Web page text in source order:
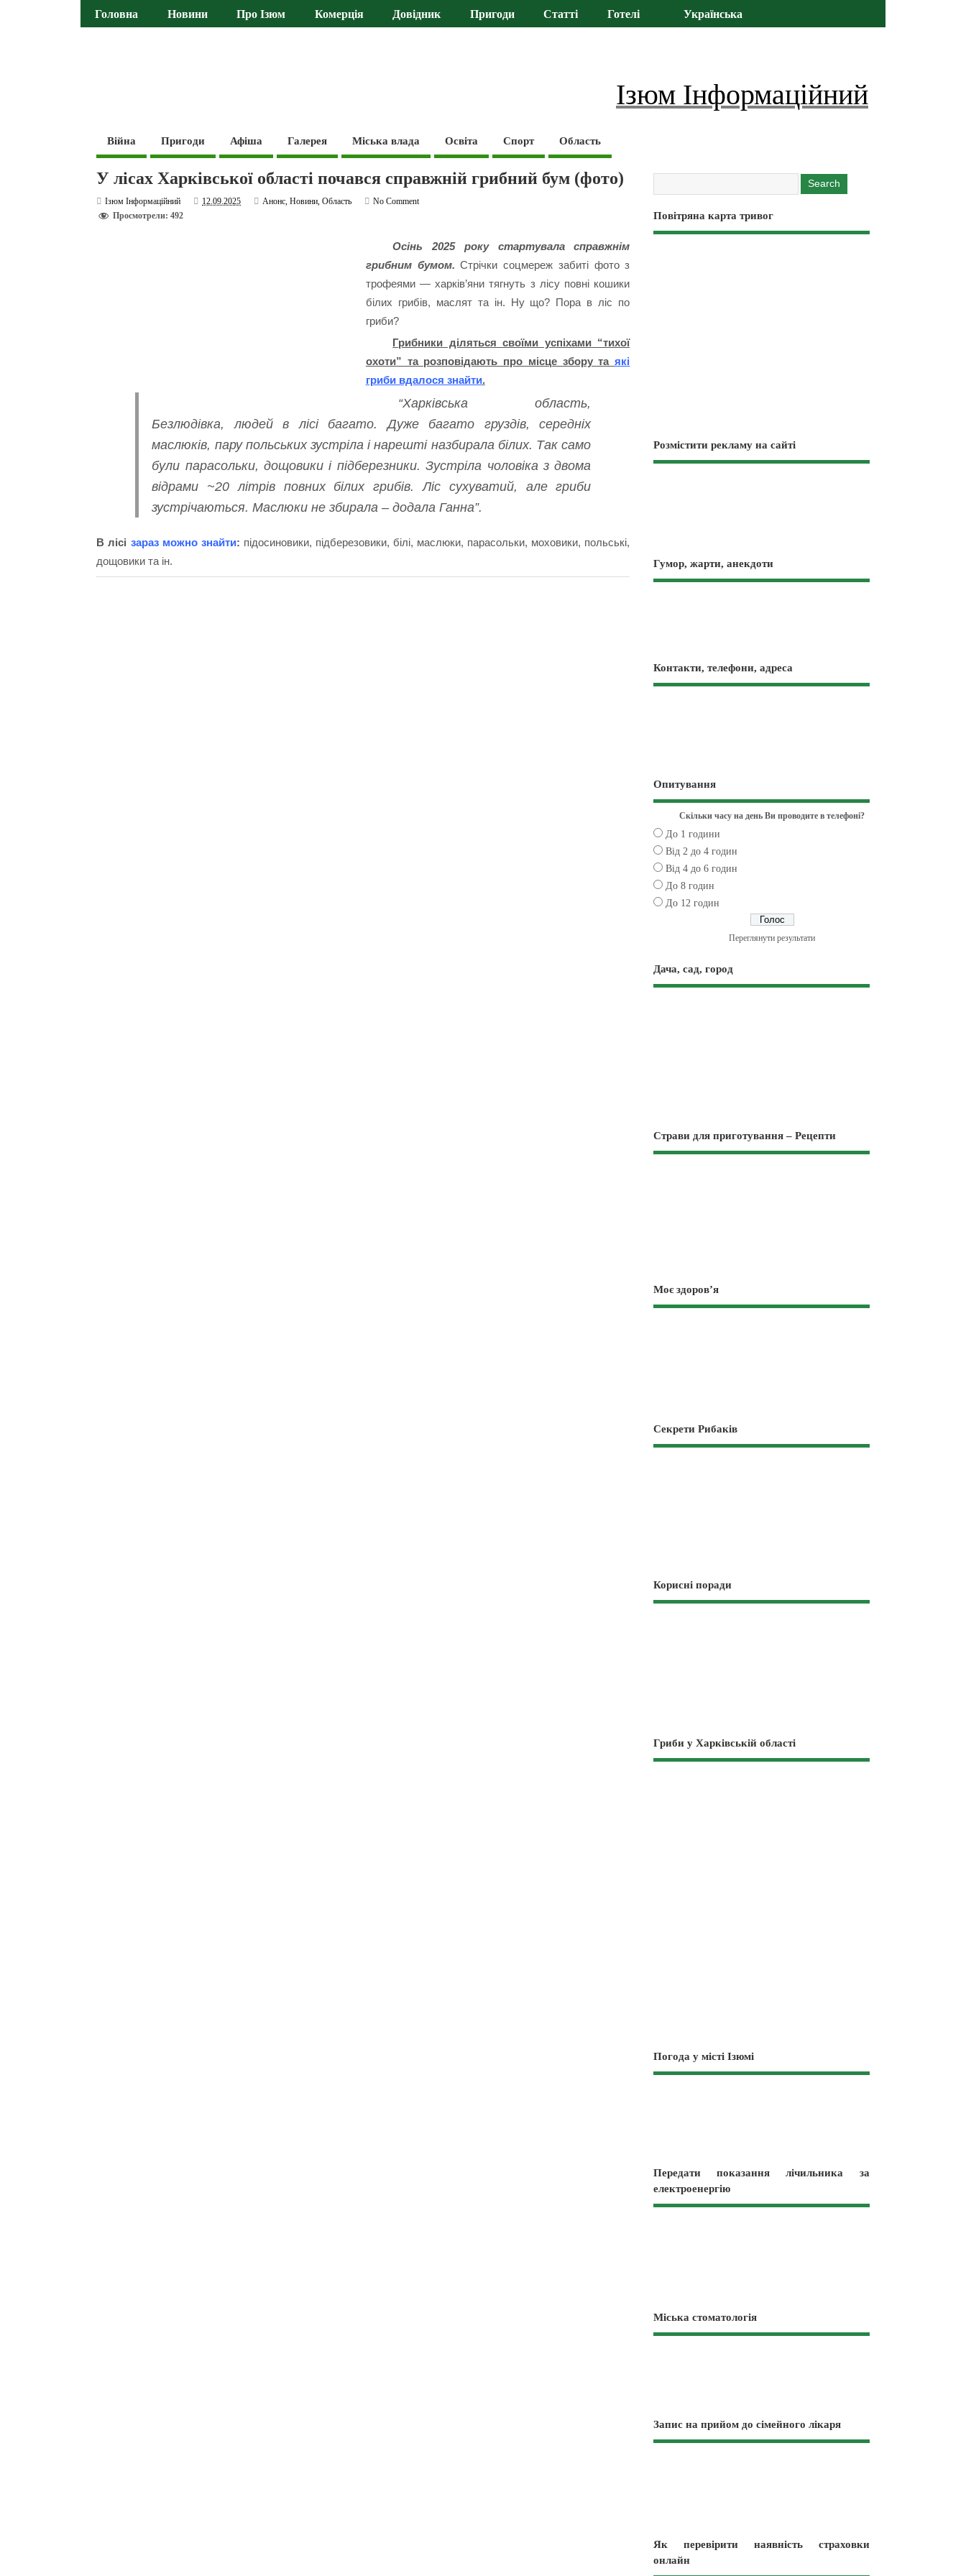
Головна Новини Про Ізюм Комерція Довідник Пригоди Статті Готелі Українська
Ізюм Інформаційний
Війна Пригоди Афіша Галерея Міська влада Освіта Спорт Область
У лісах Харківської області почався справжній грибний бум (фото)
Ізюм Інформаційний 12.09.2025 Анонс,Новини,Область
No Comment
Просмотрели: 492
Осінь 2025 року стартувала справжнім
грибним бумом. Стрічки соцмереж забиті фото з
трофеями — харків’яни тягнуть з лісу повні кошики
білих грибів, маслят та ін. Ну що? Пора в ліс по
гриби?
Грибники діляться своїми успіхами “тихої
охоти” та розповідають про місце збору таякі
гриби вдалося знайти.
“Харківська область,
Безлюдівка, людей в лісі багато. Дуже багато груздів, середніх
маслюків, пару польських зустріла і нарешті назбирала білих. Так само
були парасольки, дощовики і підберезники. Зустріла чоловіка з двома
відрами ~20 літрів повних білих грибів. Ліс сухуватий, але гриби
зустрічаються. Маслюки не збирала – додала Ганна”.
В лісі зараз можно знайти: підосиновики, підберезовики, білі, маслюки, парасольки, моховики, польські,
дощовики та ін.
Повітряна карта тривог
Розмістити рекламу на сайті
Гумор, жарти, анекдоти
Контакти, телефони, адреса
Опитування
Скільки часу на день Ви проводите в телефоні?
До 1 години
Від 2 до 4 годин
Від 4 до 6 годин
До 8 годин
До 12 годин
Переглянути результати
Дача, сад, город
Страви для приготування – Рецепти
Моє здоров’я
Секрети Рибаків
Корисні поради
Гриби у Харківській області
Погода у місті Ізюмі
Передати показання лічильника за
електроенергію
Міська стоматологія
Запис на прийом до сімейного лікаря
Як перевірити наявність страховки
онлайн